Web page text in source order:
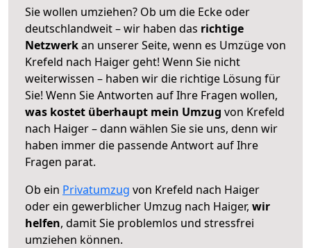
Sie wollen umziehen? Ob um die Ecke oder
deutschlandweit – wir haben das richtige
Netzwerkan unserer Seite, wenn es Umzüge von
Krefeld nach Haiger geht! Wenn Sie nicht
weiterwissen – haben wir die richtige Lösung für
Sie! Wenn Sie Antworten auf Ihre Fragen wollen,
was kostet überhaupt mein Umzug von Krefeld
nach Haiger – dann wählen Sie sie uns, denn wir
haben immer die passende Antwort auf Ihre
Fragen parat.
Ob ein Privatumzug von Krefeld nach Haiger
oder ein gewerblicher Umzug nach Haiger, wir
helfen, damit Sie problemlos und stressfrei
umziehen können.